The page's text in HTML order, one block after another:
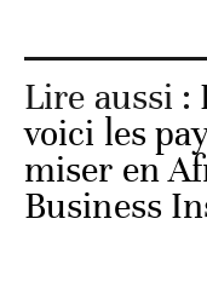
Lire aussi :
voici les
miser en
Business